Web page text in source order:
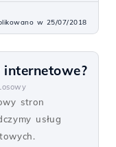
w 25/07/2018
stron
usług